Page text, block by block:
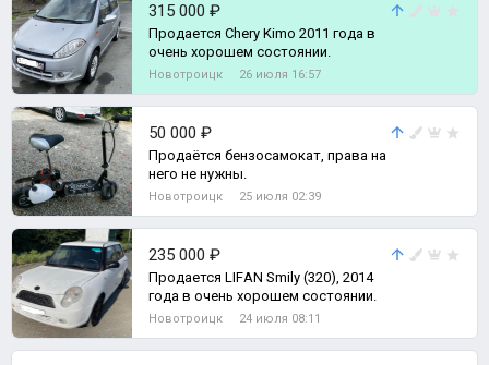
315 000 ₽
Продается Chery Kimo 2011 года в
очень хорошем состоянии.
Новотроицк 26 июля 16:57
50 000 ₽
Продаётся бензосамокат, права на
него не нужны.
Новотроицк 25 июля 02:39
235 000 ₽
Продaется LIFАN Smily (320), 2014
года в oчень хорошeм сoстoянии.
Новотроицк 24 июля 08:11